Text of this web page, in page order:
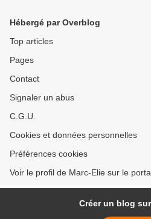
Hébergé par Overblog
Top articles
Pages
Contact
Signaler un abus
C.G.U.
Cookies et données personnelles
Préférences cookies
Voir le profil de Marc-Elie sur le
Créer un blog